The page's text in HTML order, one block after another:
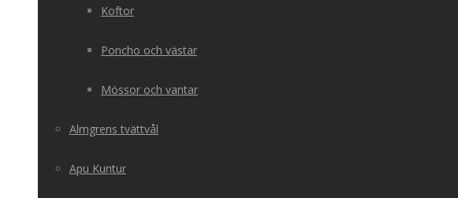
Koftor
Poncho och västar
Mössor och vantar
Almgrens tvättvål
Apu Kuntur